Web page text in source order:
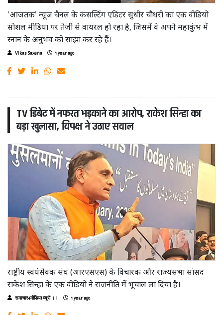
'आजतक' न्यूज चैनल के कंसल्टिंग एडिटर सुधीर चौधरी का एक वीडियो
सोशल मीडिया पर तेजी से वायरल हो रहा है, जिसमें वे अपने महाकुंभ में
स्नान के अनुभव को साझा कर रहे हैं।
Vikas Saxena 1 year ago
TV डिबेट में नफरत भड़काने का आरोप, राकेश सिन्हा का
बड़ा खुलासा, विपक्ष ने उठाए सवाल
राष्ट्रीय स्वयंसेवक संघ (आरएसएस) के विचारक और राज्यसभा सांसद
राकेश सिन्हा के एक वीडियो ने राजनीति में भूचाल ला दिया है।
समाचार4मीडिया ब्यूरो ।। 1 year ago